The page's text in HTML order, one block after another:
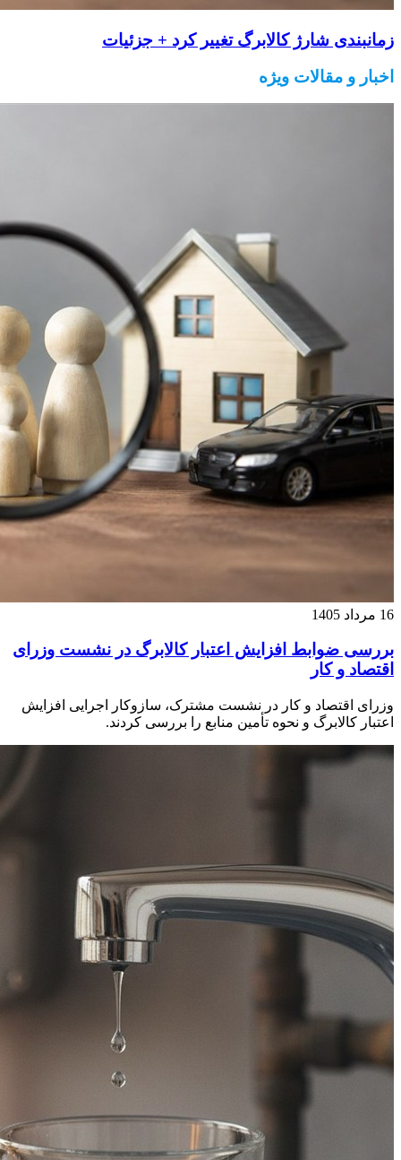
زمانبندی شارژ کالابرگ تغییر کرد + جزئیات
اخبار و مقالات ویژه
16 مرداد 1405
بررسی ضوابط افزایش اعتبار کالابرگ در نشست وزرای
اقتصاد و کار
وزرای اقتصاد و کار در نشست مشترک، سازوکار‌ اجرایی افزایش
اعتبار کالابرگ و نحوه تأمین منابع را بررسی کردند.